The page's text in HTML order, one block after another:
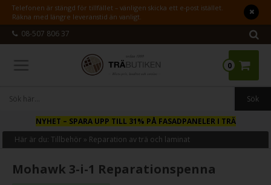
Telefonen är stängd för tillfället – vänligen skicka ett e-post istället.
Räkna med längre leveranstid än vanligt.
08-507 806 37
0
NYHET– SPARA UPP TILL 31% PÅ FASADPANELER I TRÄ
Här är du:Tillbehör » Reparation av trä och laminat
Mohawk 3-i-1 Reparationspenna